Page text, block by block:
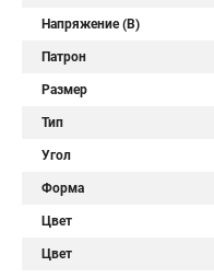
Напряжение (В)
Патрон
Размер
Тип
Угол
Форма
Цвет
Цвет